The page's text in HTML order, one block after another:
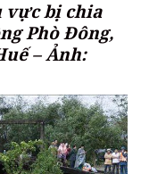
vực bị chia
Phò Đông,
– Ảnh: